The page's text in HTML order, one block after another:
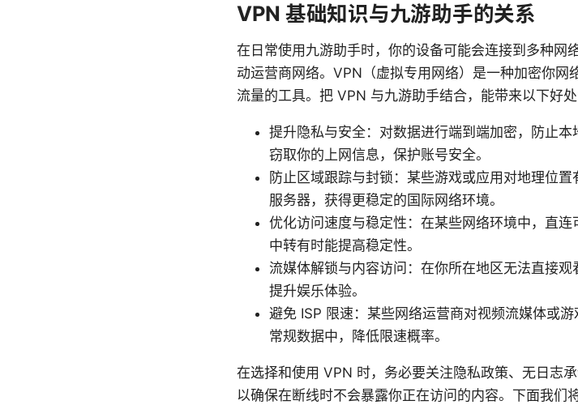
VPN 基础知识与九游助手的关系
在日常使用九游助手时，你的设备可能会连接到多种网
动运营商网络。VPN（虚拟专用网络）是一种加密你网
流量的工具。把 VPN 与九游助手结合，能带来以下好处
提升隐私与安全：对数据进行端到端加密，防止
窃取你的上网信息，保护账号安全。
防止区域跟踪与封锁：某些游戏或应用对地理位
服务器，获得更稳定的国际网络环境。
优化访问速度与稳定性：在某些网络环境中，直
中转有时能提高稳定性。
流媒体解锁与内容访问：在你所在地区无法直接观
提升娱乐体验。
避免 ISP 限速：某些网络运营商对视频流媒体或
常规数据中，降低限速概率。
在选择和使用 VPN 时，务必要关注隐私政策、无日志
以确保在断线时不会暴露你正在访问的内容。下面我们